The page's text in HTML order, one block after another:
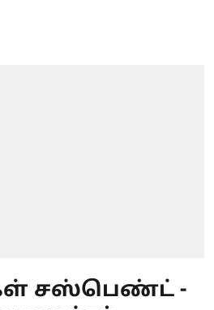
சஸ்பெண்ட் -